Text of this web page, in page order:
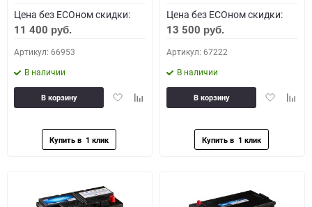
Цена без ECOном скидки:
11 400 руб.
Артикул: 66953
В наличии
ДобавитьДобавить
В корзину
Цена без ECOном скидки:
13 500 руб.
Артикул: 67222
В наличии
Добавить
В корзину